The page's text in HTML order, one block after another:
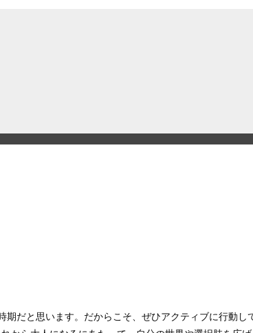
だと思います。だからこそ、ぜひアクティブに行動